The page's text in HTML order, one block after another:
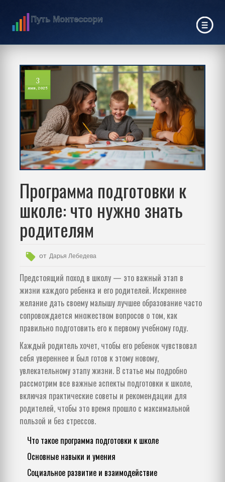
3
янв, 2025
Программа подготовки к
школе: что нужно знать
родителям
от Дарья Лебедева
Предстоящий поход в школу — это важный этап в
жизни каждого ребенка и его родителей. Искреннее
желание дать своему малышу лучшее образование часто
сопровождается множеством вопросов о том, как
правильно подготовить его к первому учебному году.
Каждый родитель хочет, чтобы его ребенок чувствовал
себя увереннее и был готов к этому новому,
увлекательному этапу жизни. В статье мы подробно
рассмотрим все важные аспекты подготовки к школе,
включая практические советы и рекомендации для
родителей, чтобы это время прошло с максимальной
пользой и без стрессов.
Что такое программа подготовки к школе
Основные навыки и умения
Социальное развитие и взаимодействие